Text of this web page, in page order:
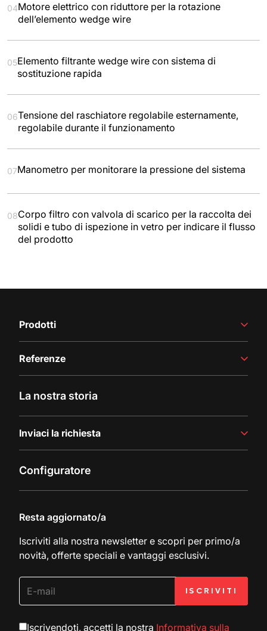
04Motore elettrico con riduttore per la rotazione
dell’elemento wedge wire
05Elemento filtrante wedge wire con sistema di
sostituzione rapida
06Tensione del raschiatore regolabile esternamente,
regolabile durante il funzionamento
07Manometro per monitorare la pressione del sistema
08Corpo filtro con valvola di scarico per la raccolta dei
solidi e tubo di ispezione in vetro per indicare il flusso
del prodotto
Prodotti
Produzione di succhi
Linee di riempimento
Referenze
Ultimi aggiornamenti
La nostra storia
Inviaci la richiesta
Richiesta di documentazione
Configuratore
Resta aggiornato/a
Iscriviti alla nostra newsletter e scopri per primo/a
novità, offerte speciali e vantaggi esclusivi.
Iscrivendoti, accetti la nostra Informativa sulla